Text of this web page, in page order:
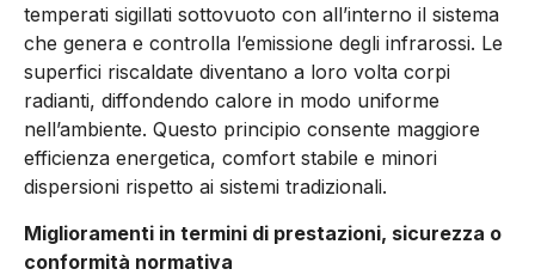
temperati sigillati sottovuoto con all’interno il sistema
che genera e controlla l’emissione degli infrarossi. Le
superfici riscaldate diventano a loro volta corpi
radianti, diffondendo calore in modo uniforme
nell’ambiente. Questo principio consente maggiore
efficienza energetica, comfort stabile e minori
dispersioni rispetto ai sistemi tradizionali.
Miglioramenti in termini di prestazioni, sicurezza o
conformità normativa